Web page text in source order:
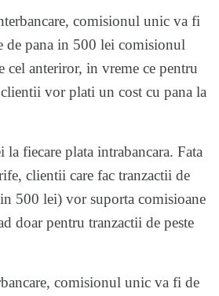
comisionul unic va fi
de pana in 500 lei comisionul
cel anteriror, in vreme ce pentru
vor plati un cost cu pana la
fiecare plata intrabancara. Fata
clientii care fac tranzactii de
500 lei) vor suporta comisioane
doar pentru tranzactii de peste
comisionul unic va fi de